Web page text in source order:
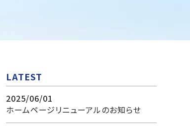
LATEST
2025/06/01
ホームページリニューアルのお知らせ